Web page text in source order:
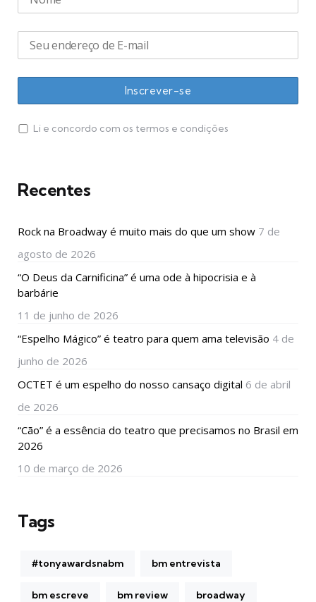
Li e concordo com os termos e condições
Recentes
Rock na Broadway é muito mais do que um show 7 de
agosto de 2026
“O Deus da Carnificina” é uma ode à hipocrisia e à
barbárie
11 de junho de 2026
“Espelho Mágico” é teatro para quem ama televisão 4 de
junho de 2026
OCTET é um espelho do nosso cansaço digital 6 de abril
de 2026
“Cão” é a essência do teatro que precisamos no Brasil em
2026
10 de março de 2026
Tags
#tonyawardsnabm bm entrevista
bm escreve bm review broadway